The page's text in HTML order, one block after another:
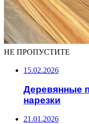
НЕ ПРОПУСТИТЕ
15.02.2026
Деревянные
нарезки
21.01.2026